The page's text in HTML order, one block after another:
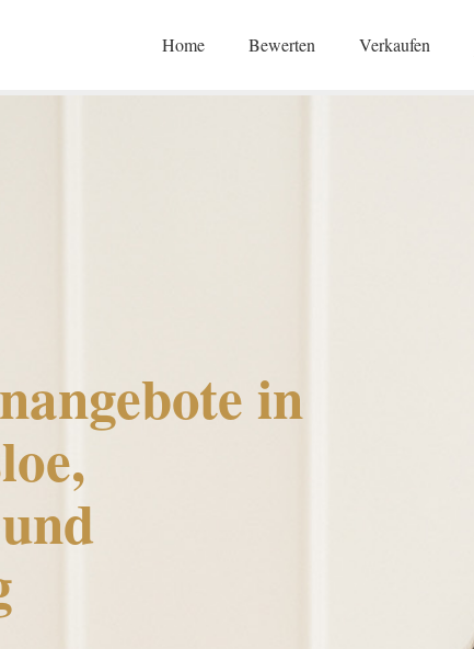
Home Bewerten Verkaufen
in